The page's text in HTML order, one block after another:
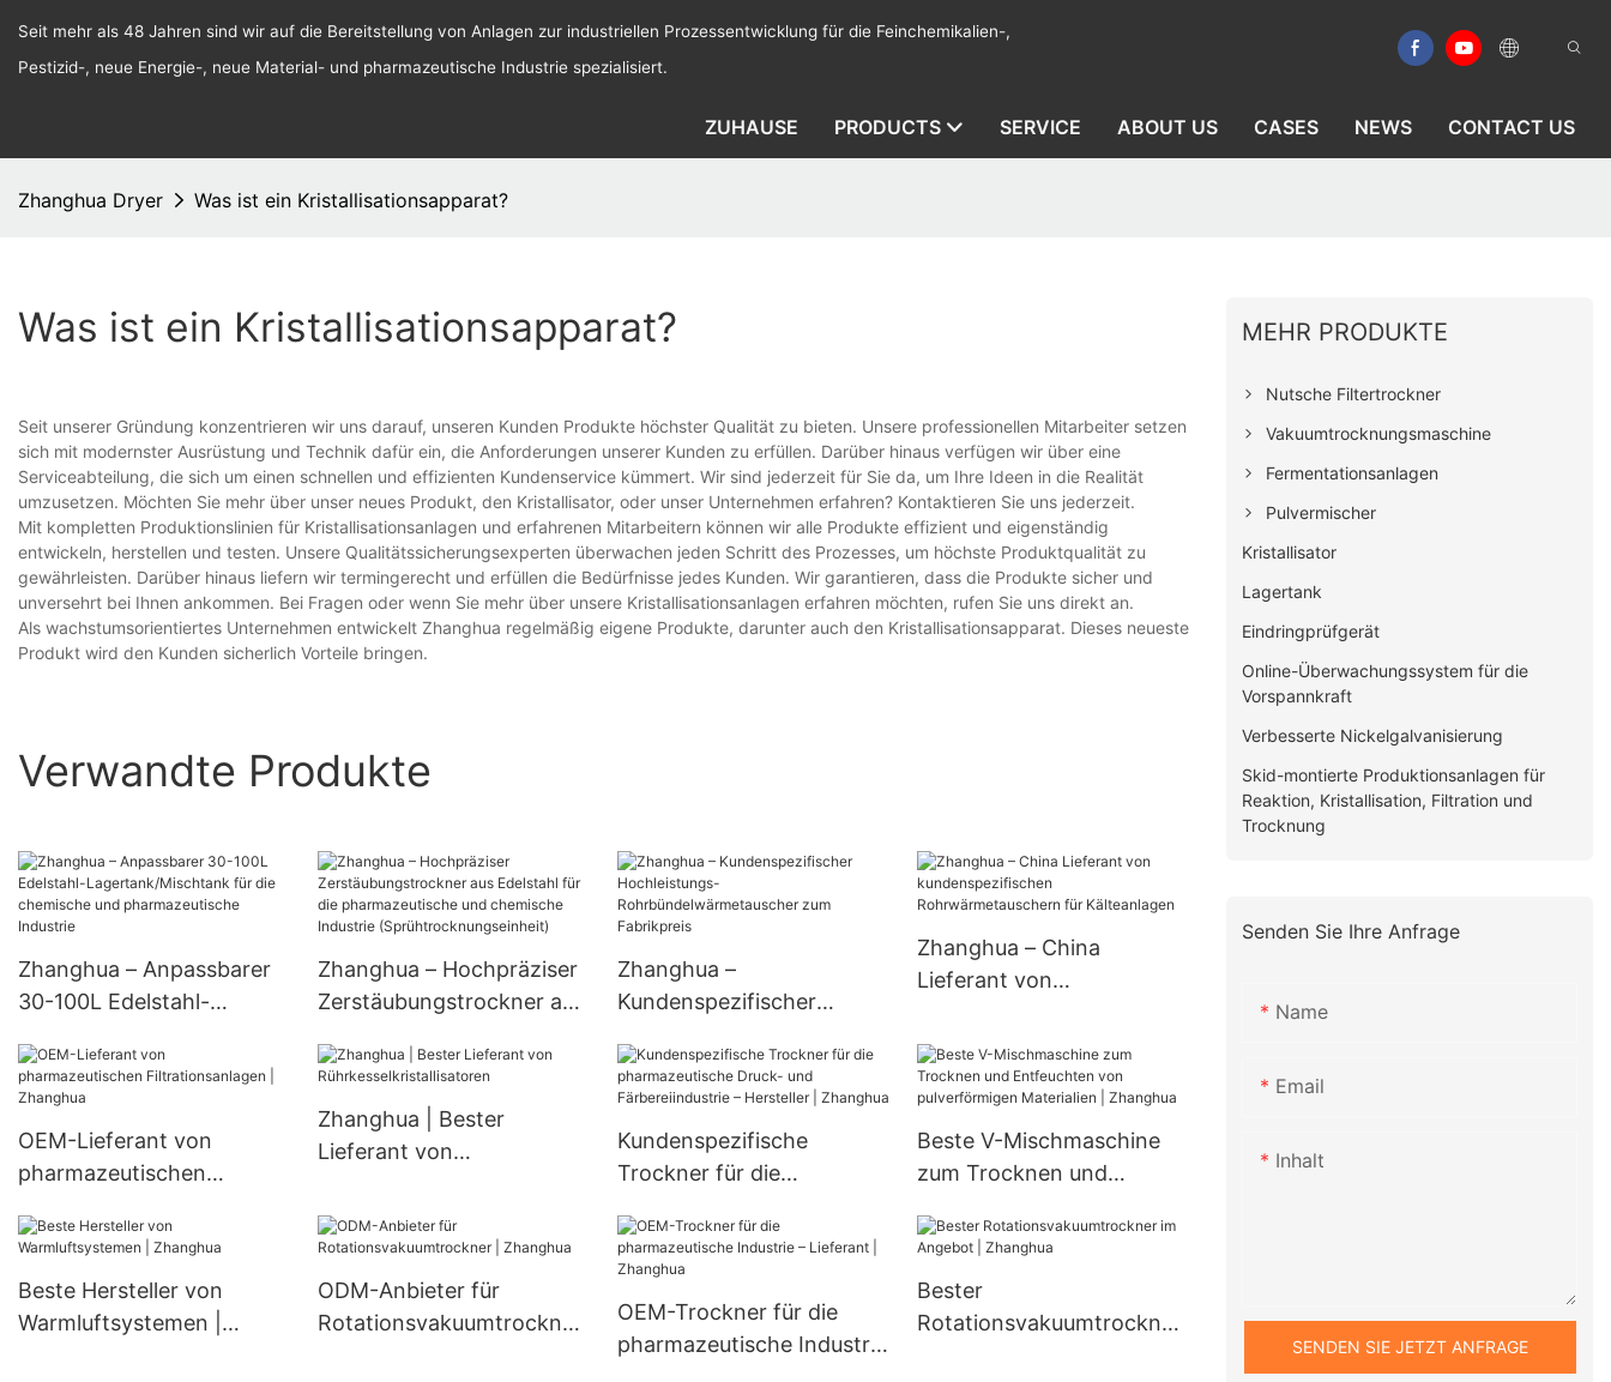
Seit mehr als 48 Jahren sind wir auf die Bereitstellung von Anlagen zur industriellen Prozessentwicklung für die Feinchemikalien-,
Pestizid-, neue Energie-, neue Material- und pharmazeutische Industrie spezialisiert.
ZUHAUSE PRODUCTS SERVICE ABOUT US CASES NEWS CONTACT US
Zhanghua Dryer Was ist ein Kristallisationsapparat?
Was ist ein Kristallisationsapparat?
Seit unserer Gründung konzentrieren wir uns darauf, unseren Kunden Produkte höchster Qualität zu bieten. Unsere professionellen Mitarbeiter setzen
sich mit modernster Ausrüstung und Technik dafür ein, die Anforderungen unserer Kunden zu erfüllen. Darüber hinaus verfügen wir über eine
Serviceabteilung, die sich um einen schnellen und effizienten Kundenservice kümmert. Wir sind jederzeit für Sie da, um Ihre Ideen in die Realität
umzusetzen. Möchten Sie mehr über unser neues Produkt, den Kristallisator, oder unser Unternehmen erfahren? Kontaktieren Sie uns jederzeit.
Mit kompletten Produktionslinien für Kristallisationsanlagen und erfahrenen Mitarbeitern können wir alle Produkte effizient und eigenständig
entwickeln, herstellen und testen. Unsere Qualitätssicherungsexperten überwachen jeden Schritt des Prozesses, um höchste Produktqualität zu
gewährleisten. Darüber hinaus liefern wir termingerecht und erfüllen die Bedürfnisse jedes Kunden. Wir garantieren, dass die Produkte sicher und
unversehrt bei Ihnen ankommen. Bei Fragen oder wenn Sie mehr über unsere Kristallisationsanlagen erfahren möchten, rufen Sie uns direkt an.
Als wachstumsorientiertes Unternehmen entwickelt Zhanghua regelmäßig eigene Produkte, darunter auch den Kristallisationsapparat. Dieses neueste
Produkt wird den Kunden sicherlich Vorteile bringen.
Verwandte Produkte
Zhanghua – Anpassbarer
30-100L Edelstahl-
die chemische und
pharmazeutische Industrie
Zhanghua – Hochpräziser
Zerstäubungstrockner aus
pharmazeutische und
chemische Industrie
(Sprühtrocknungseinheit)
Zhanghua –
Kundenspezifischer
Rohrbündelwärmetausche
r zum Fabrikpreis
Zhanghua – China
Lieferant von
Rohrwärmetauschern für
Kälteanlagen
OEM-Lieferant von
pharmazeutischen
Zhanghua
Zhanghua | Bester
Lieferant von
Kundenspezifische
Trockner für die
und Färbereiindustrie –
Hersteller | Zhanghua
Beste V-Mischmaschine
zum Trocknen und
pulverförmigen Materialien
Beste Hersteller von
Warmluftsystemen |
ODM-Anbieter für
Rotationsvakuumtrockner
OEM-Trockner für die
pharmazeutische Industrie
Bester
Rotationsvakuumtrockner
MEHR PRODUKTE
Nutsche Filtertrockner
Vakuumtrocknungsmaschine
Fermentationsanlagen
Pulvermischer
Kristallisator
Lagertank
Eindringprüfgerät
Online-Überwachungssystem für die
Vorspannkraft
Verbesserte Nickelgalvanisierung
Skid-montierte Produktionsanlagen für
Reaktion, Kristallisation, Filtration und
Trocknung
Senden Sie Ihre Anfrage
Name
Email
Inhalt
SENDEN SIE JETZT ANFRAGE